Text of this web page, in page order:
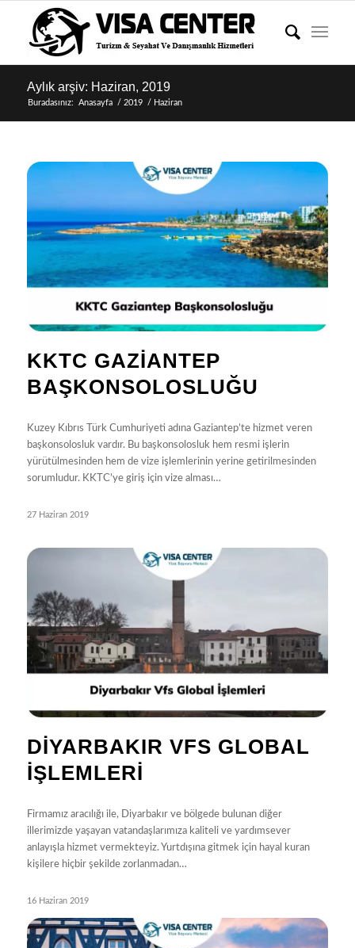
Aylık arşiv: Haziran, 2019
Buradasınız: Anasayfa / 2019 / Haziran
KKTC GAZIANTEP
BAŞKONSOLOSLUĞU
Kuzey Kıbrıs Türk Cumhuriyeti adına Gaziantep’te hizmet veren
başkonsolosluk vardır. Bu başkonsolosluk hem resmi işlerin
yürütülmesinden hem de vize işlemlerinin yerine getirilmesinden
sorumludur. KKTC’ye giriş için vize alması…
27 Haziran 2019
DIYARBAKIR VFS GLOBAL
İŞLEMLERI
Firmamız aracılığı ile, Diyarbakır ve bölgede bulunan diğer
illerimizde yaşayan vatandaşlarımıza kaliteli ve yardımsever
anlayışla hizmet vermekteyiz. Yurtdışına gitmek için hayal kuran
kişilere hiçbir şekilde zorlanmadan…
16 Haziran 2019